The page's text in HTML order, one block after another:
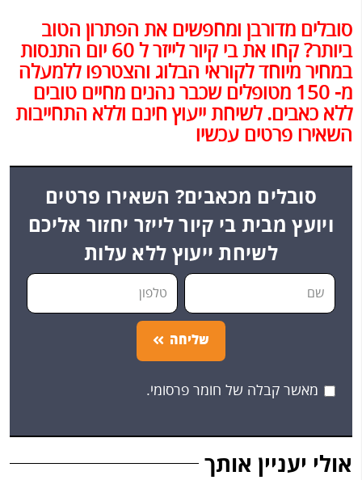
סובלים מדורבן ומחפשים את הפתרון הטוב
ביותר? קחו את בי קיור לייזר ל 60 יום התנסות
במחיר מיוחד לקוראי הבלוג והצטרפו ללמעלה
מ- 150 מטופלים שכבר נהנים מחיים טובים
ללא כאבים. לשיחת ייעוץ חינם וללא התחייבות
השאירו פרטים עכשיו
סובלים מכאבים? השאירו פרטים
ויועץ מבית בי קיור לייזר יחזור אליכם
לשיחת ייעוץ ללא עלות
שליחה
מאשר קבלה של חומר פרסומי.
אולי יעניין אותך